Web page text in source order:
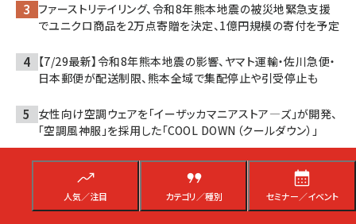
人気／注目 カテゴリ／種別 セミナー／イベント
ファーストリテイリング、令和8年熊本地震の被災地緊急支援
でユニクロ商品を2万点寄贈を決定、1億円規模の寄付を予定
【7/29最新】令和8年熊本地震の影響、ヤマト運輸・佐川急便・
日本郵便が配送制限、熊本全域で集配停止や引受停止も
女性向け空調ウェアを「イーザッカマニアストア―ズ」が開発、
「空調風神服」を採用した「COOL DOWN（クールダウン）」
楽天の最新AIやテクノロジーを体験できる「Rakuten AI
Optimism」、今日からスタート。パシフィコ横浜で開催